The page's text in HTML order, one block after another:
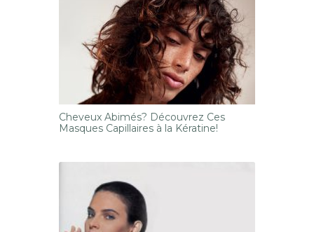
Cheveux Abimés? Découvrez Ces
Masques Capillaires à la Kératine!